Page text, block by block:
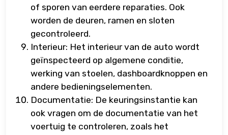
of sporen van eerdere reparaties. Ook
worden de deuren, ramen en sloten
gecontroleerd.
Interieur: Het interieur van de auto wordt
geïnspecteerd op algemene conditie,
werking van stoelen, dashboardknoppen en
andere bedieningselementen.
Documentatie: De keuringsinstantie kan
ook vragen om de documentatie van het
voertuig te controleren, zoals het